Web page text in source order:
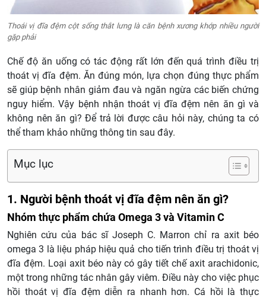
Thoái vị đĩa đệm cột sống thắt lưng là căn bệnh xương khớp nhiều người
gặp phải
Chế độ ăn uống có tác động rất lớn đến quá trình điều trị
thoát vị đĩa đệm. Ăn đúng món, lựa chọn đúng thực phẩm
sẽ giúp bệnh nhân giảm đau và ngăn ngừa các biến chứng
nguy hiểm. Vậy bệnh nhận thoát vị đĩa đệm nên ăn gì và
không nên ăn gì? Để trả lời được câu hỏi này, chúng ta có
thể tham khảo những thông tin sau đây.
Mục lục
1. Người bệnh thoát vị đĩa đệm nên ăn gì?
Nhóm thực phẩm chứa Omega 3 và Vitamin C
Nghiên cứu của bác sĩ Joseph C. Marron chỉ ra axit béo
omega 3 là liệu pháp hiệu quả cho tiến trình điều trị thoát vị
đĩa đệm. Loại axit béo này có gây tiết chế axit arachidonic,
một trong những tác nhân gây viêm. Điều này cho việc phục
hồi thoát vị đĩa đệm diễn ra nhanh hơn. Cá hồi là thực